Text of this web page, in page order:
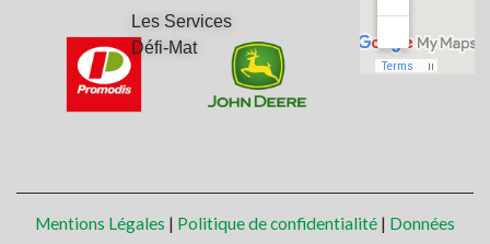
Les Services
Défi-Mat
Mentions Légales | Politique de confidentialité | Données